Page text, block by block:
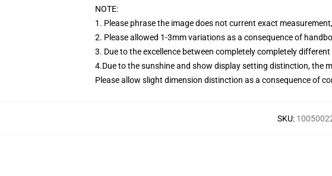
NOTE:
1. Please phrase the image does not current exact
2. Please allowed 1-3mm variations as a consequence of
3. Due to the excellence between completely completely
4.Due to the sunshine and show display setting distinction, the
Please allow slight dimension distinction as a consequence of
SKU: